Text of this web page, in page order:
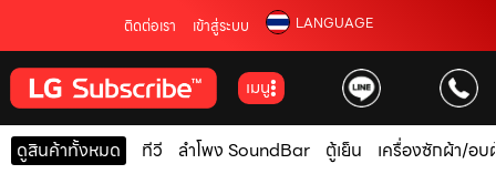
ติดต่อเรา เข้าสู่ระบบ LANGUAGE
เมนู
ดูสินค้าทั้งหมด ทีวี ลำโพง SoundBar ตู้เย็น เครื่องซักผ้า/อบ